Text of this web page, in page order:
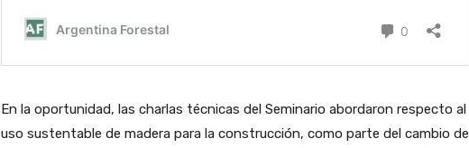
En la oportunidad, las charlas técnicas del Seminario abordaron respecto al
uso sustentable de madera para la construcción, como parte del cambio de